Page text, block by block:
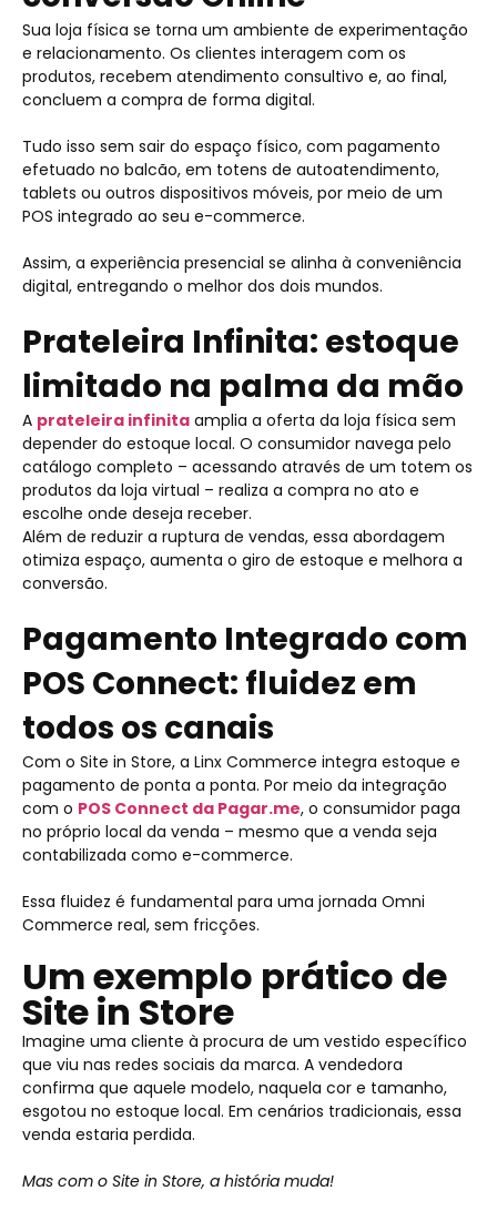
Sua loja física se torna um ambiente de experimentação
e relacionamento. Os clientes interagem com os
produtos, recebem atendimento consultivo e, ao final,
concluem a compra de forma digital.
Tudo isso sem sair do espaço físico, com pagamento
efetuado no balcão, em totens de autoatendimento,
tablets ou outros dispositivos móveis, por meio de um
POS integrado ao seu e-commerce.
Assim, a experiência presencial se alinha à conveniência
digital, entregando o melhor dos dois mundos.
Prateleira Infinita: estoque
limitado na palma da mão
A prateleira infinita amplia a oferta da loja física sem
depender do estoque local. O consumidor navega pelo
catálogo completo – acessando através de um totem os
produtos da loja virtual – realiza a compra no ato e
escolhe onde deseja receber.
Além de reduzir a ruptura de vendas, essa abordagem
otimiza espaço, aumenta o giro de estoque e melhora a
conversão.
Pagamento Integrado com
POS Connect: fluidez em
todos os canais
Com o Site in Store, a Linx Commerce integra estoque e
pagamento de ponta a ponta. Por meio da integração
com o POS Connect da Pagar.me, o consumidor paga
no próprio local da venda – mesmo que a venda seja
contabilizada como e-commerce.
Essa fluidez é fundamental para uma jornada Omni
Commerce real, sem fricções.
Um exemplo prático de
Site in Store
Imagine uma cliente à procura de um vestido específico
que viu nas redes sociais da marca. A vendedora
confirma que aquele modelo, naquela cor e tamanho,
esgotou no estoque local. Em cenários tradicionais, essa
venda estaria perdida.
Mas com o Site in Store, a história muda!